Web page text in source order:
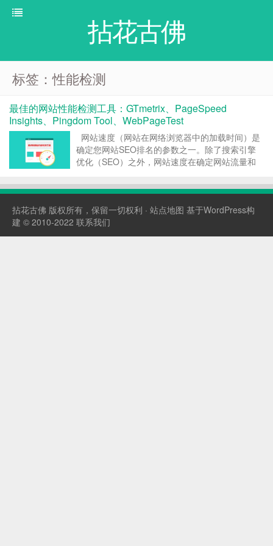
拈花古佛
标签：性能检测
最佳的网站性能检测工具：GTmetrix、PageSpeed
Insights、Pingdom Tool、WebPageTest
网站速度（网站在网络浏览器中的加载时间）是
确定您网站SEO排名的参数之一。除了搜索引擎
优化（SEO）之外，网站速度在确定网站流量和
迟一秒钟就可能导致销售额下降7％。 所以，最大
拈花古佛 版权所有，保留一切权利 · 站点地图 基于WordPress构
建 © 2010-2022 联系我们